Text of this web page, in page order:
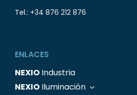
Tel.: +34 876 212 876
ENLACES
NEXIOIndustria
NEXIOIluminación